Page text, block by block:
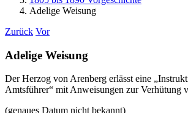
Adelige Weisung
Zurück Vor
Adelige Weisung
Der Herzog von Arenberg erlässt eine
Amtsführer“ mit Anweisungen zur Verhütung
(genaues Datum nicht bekannt)